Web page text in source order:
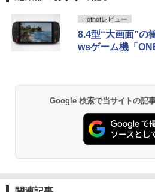
Hothotレビュー
8.4型“大画面”の
wsゲーム機「
Google 検索で当サイトの記